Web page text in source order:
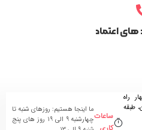
های اعتماد
راه
طبقه
ساعات
ما اینجا هستیم: روزهای شنبه تا
چهارشنبه 9 الی 19 روز های پنج